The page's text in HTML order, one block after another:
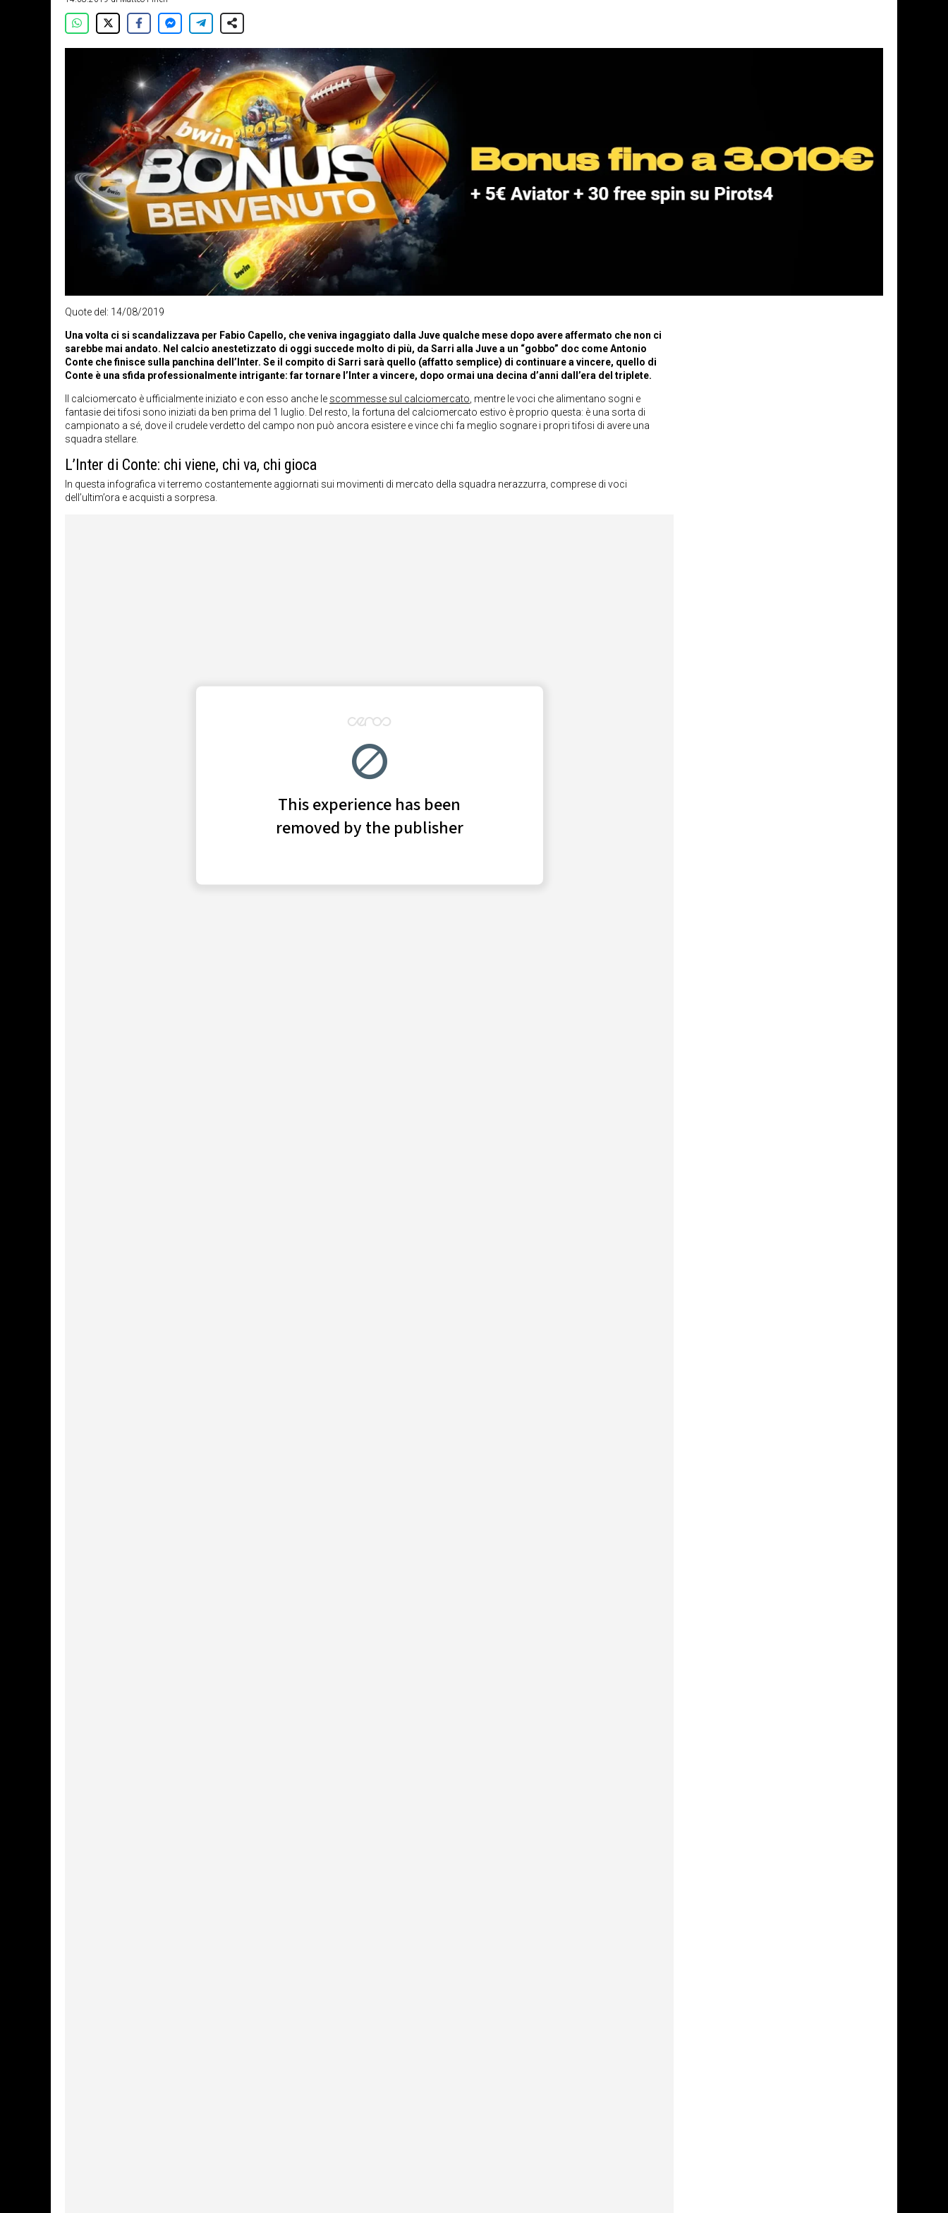
Quote del: 14/08/2019
Una volta ci si scandalizzava per Fabio Capello, che veniva ingaggiato dalla Juve qualche mese dopo avere affermato che non ci
sarebbe mai andato. Nel calcio anestetizzato di oggi succede molto di più, da Sarri alla Juve a un “gobbo” doc come Antonio
Conte che finisce sulla panchina dell’Inter. Se il compito di Sarri sarà quello (affatto semplice) di continuare a vincere, quello di
Conte è una sfida professionalmente intrigante: far tornare l’Inter a vincere, dopo ormai una decina d’anni dall’era del triplete.
Il calciomercato è ufficialmente iniziato e con esso anche le scommesse sul calciomercato , mentre le voci che alimentano sogni e
fantasie dei tifosi sono iniziati da ben prima del 1 luglio. Del resto, la fortuna del calciomercato estivo è proprio questa: è una sorta di
campionato a sé, dove il crudele verdetto del campo non può ancora esistere e vince chi fa meglio sognare i propri tifosi di avere una
squadra stellare.
L’Inter di Conte: chi viene, chi va, chi gioca
In questa infografica vi terremo costantemente aggiornati sui movimenti di mercato della squadra nerazzurra, comprese di voci
dell’ultim’ora e acquisti a sorpresa.